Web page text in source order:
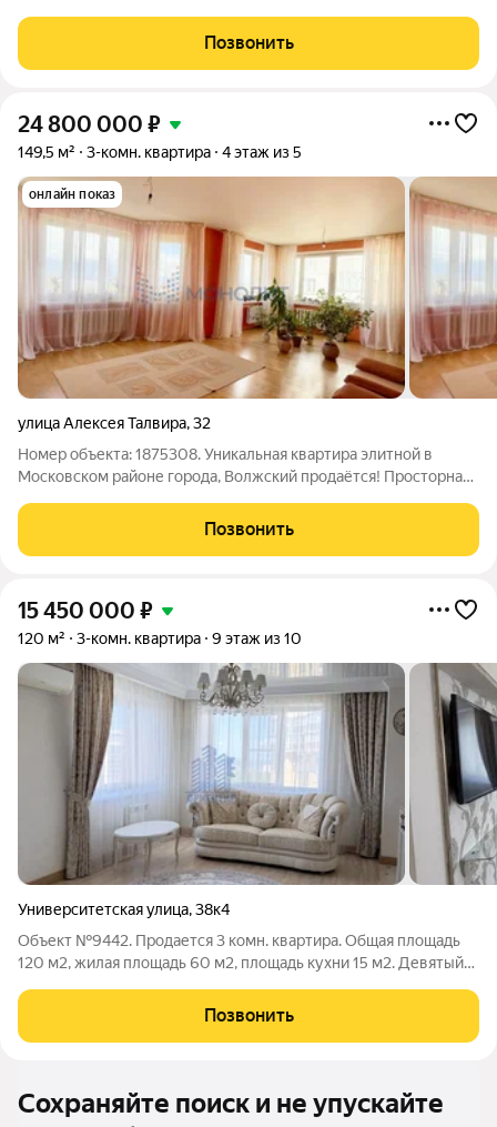
комфортной жизни семьи. Квартира расположена на 1 этаже
10-этажного
Позвонить
24 800 000 ₽
149,5 м² 3-комн. квартира 4 этаж из 5
онлайн показ
улица Алексея Талвира,32
Номер объекта: 1875308. Уникальная квартира элитной в
Московском районе города, Волжский продаётся! Просторная
площадью 149.50 кв.м. на 4 этаже 5 этажного кирпичного дома
2003г. постройки.
Позвонить
15 450 000 ₽
120 м² 3-комн. квартира 9 этаж из 10
Университетская улица,38к4
Объект №9442. Продается 3 комн. квартира. Общая площадь
120 м2, жилая площадь 60 м2, площадь кухни 15 м2. Девятый
года. Хорошее состояние, пассажирский и грузовой лифт, есть
балкон, совмещенный
Позвонить
Сохраняйте поиск и не упускайте